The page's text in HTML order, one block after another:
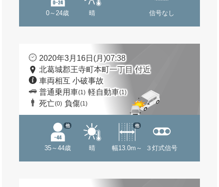
0～24歳 晴 信号なし
2020年3月16日(月)07:38
北葛城郡王寺町本町一丁目 付近
車両相互 小破事故
普通乗用車(1) 軽自動車(1)
死亡(0) 負傷(1)
35～44歳
他
晴 幅13.0m～
他
３灯式信号